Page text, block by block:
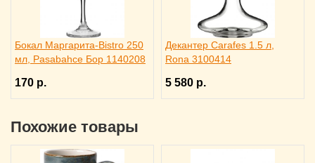
Бокал Маргарита-Bistro 250
мл, Pasabahce Бор 1140208
170 р.
Декантер Carafes 1.5 л,
Rona 3100414
5 580 р.
Похожие товары